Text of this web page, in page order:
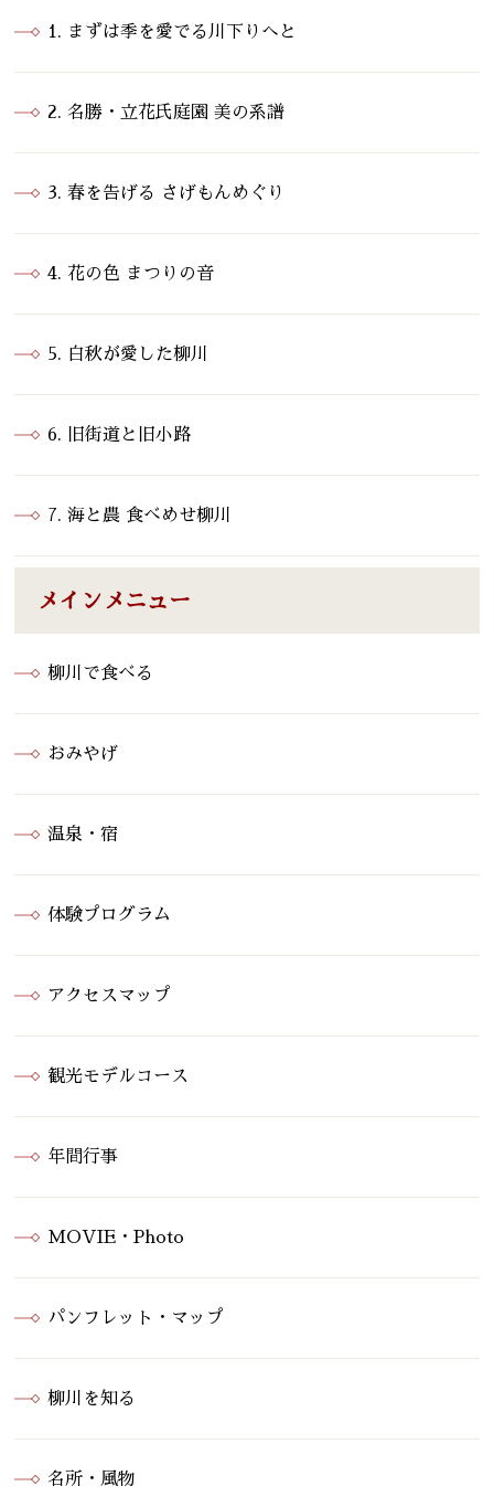
1. まずは季を愛でる川下りへと
2. 名勝・立花氏庭園 美の系譜
3. 春を告げる さげもんめぐり
4. 花の色 まつりの音
5. 白秋が愛した柳川
6. 旧街道と旧小路
7. 海と農 食べめせ柳川
メインメニュー
柳川で食べる
おみやげ
温泉・宿
体験プログラム
アクセスマップ
観光モデルコース
年間行事
MOVIE・Photo
パンフレット・マップ
柳川を知る
名所・風物